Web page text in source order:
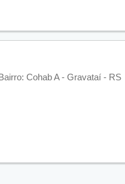
Cohab A - Gravataí - RS